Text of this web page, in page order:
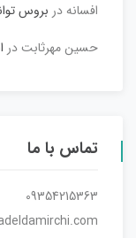
افسانه در بروس
حسین مهرثابتدر
تماس با ما
09354215363